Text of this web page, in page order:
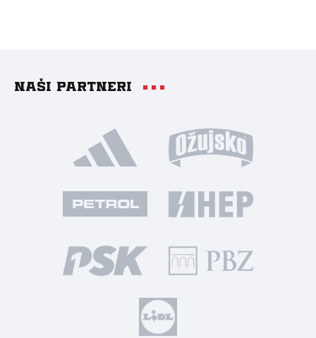
Naši partneri